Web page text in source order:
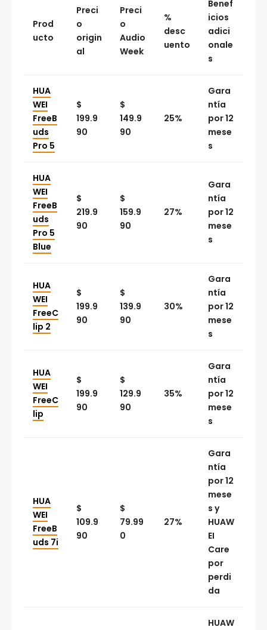
Prod
ucto
Preci
o
origin
al
Preci
o
Audio
Week
%
desc
uento
Benef
icios
adici
onale
s
HUA
WEI
FreeB
uds
Pro 5
$
199.9
90
$
149.9
90
25%
Gara
ntía
por 12
mese
s
HUA
WEI
FreeB
uds
Pro 5
Blue
$
219.9
90
$
159.9
90
27%
Gara
ntía
por 12
mese
s
HUA
WEI
FreeC
lip 2
$
199.9
90
$
139.9
90
30%
Gara
ntía
por 12
mese
s
HUA
WEI
FreeC
lip
$
199.9
90
$
129.9
90
35%
Gara
ntía
por 12
mese
s
HUA
WEI
FreeB
uds 7i
$
109.9
90
$
79.99
0
27%
Gara
ntía
por 12
mese
s y
HUAW
EI
Care
por
perdi
da
HUAW